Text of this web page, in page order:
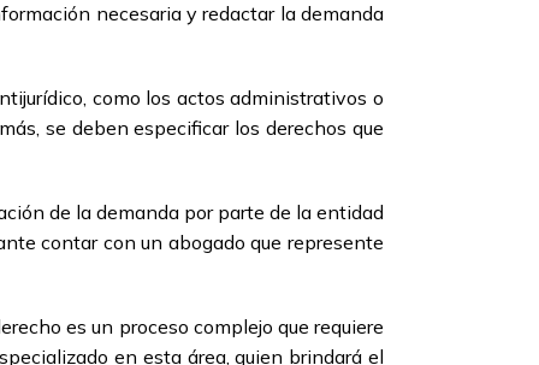
necesaria y redactar la demanda
como los actos administrativos o
se deben especificar los derechos que
de la demanda por parte de la entidad
contar con un abogado que represente
es un proceso complejo que requiere
en esta área, quien brindará el